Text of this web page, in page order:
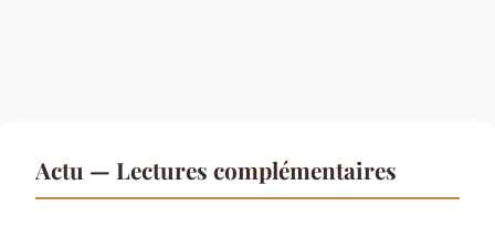
Actu — Lectures complémentaires